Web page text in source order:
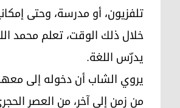
تلفزيون، أو مدرسة، وحتى
خلال ذلك الوقت، تعلم محمد
يدرّس اللغة.
من زمن إلى آخر، من العصر